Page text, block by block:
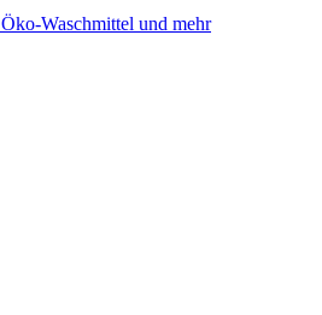
Öko-Waschmittel und mehr